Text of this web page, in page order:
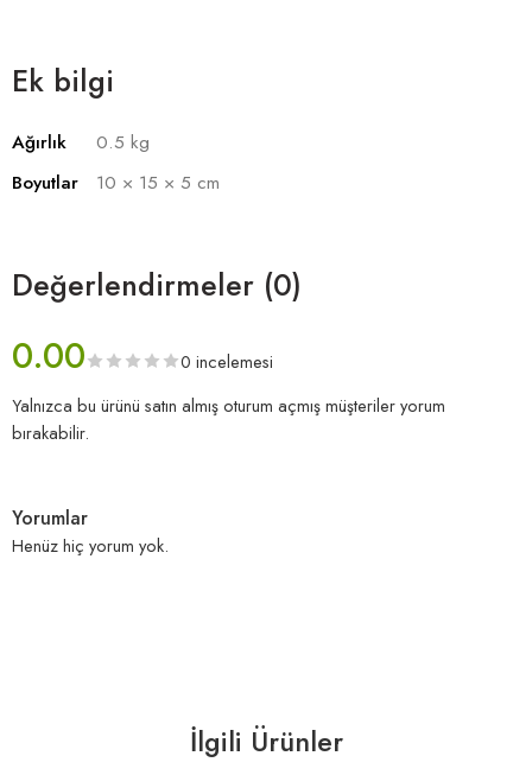
Ek bilgi
Ağırlık
0.5 kg
Boyutlar
10 × 15 × 5 cm
Değerlendirmeler (0)
0.00
0 incelemesi
Yalnızca bu ürünü satın almış oturum açmış müşteriler yorum
bırakabilir.
Yorumlar
Henüz hiç yorum yok.
İlgili Ürünler